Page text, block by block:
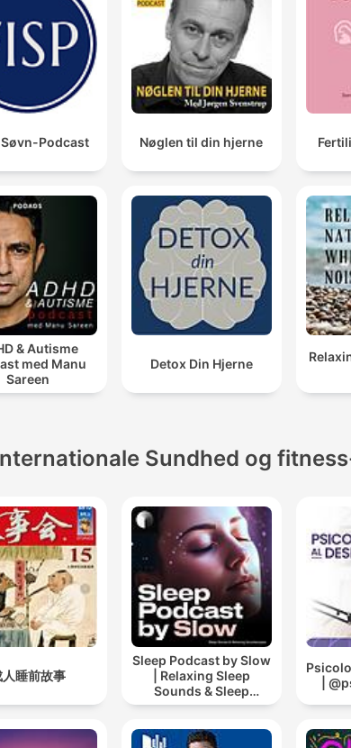
Søvn-Podcast Nøglen til din hjerne
& Autisme
med Manu
Sareen
Detox Din Hjerne
Sundhed og
睡前故事
Sleep Podcast by Slow
| Relaxing Sleep
Sounds & Sleep
Stories | Nature Sound
|